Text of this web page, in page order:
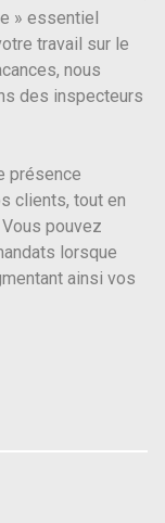
» essentiel
travail sur le
nous
des inspecteurs
présence
clients, tout en
pouvez
lorsque
ainsi vos